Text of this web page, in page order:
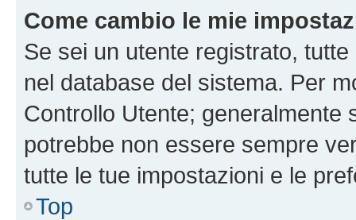
Come cambio le mie
Se sei un utente registrato,
nel database del sistema. Per
Controllo Utente; generalmente
potrebbe non essere sempre
tutte le tue impostazioni e le
Top